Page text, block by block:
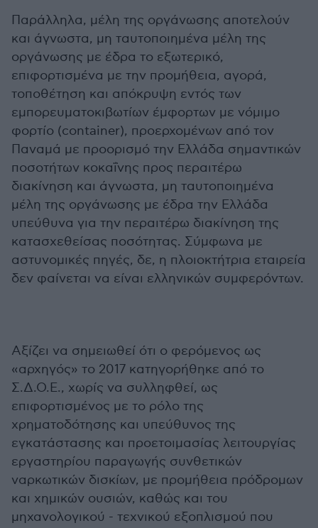
Παράλληλα, μέλη της οργάνωσης αποτελούν
και άγνωστα, μη ταυτοποιημένα μέλη της
οργάνωσης με έδρα το εξωτερικό,
επιφορτισμένα με την προμήθεια, αγορά,
τοποθέτηση και απόκρυψη εντός των
εμπορευματοκιβωτίων έμφορτων με νόμιμο
φορτίο (container), προερχομένων από τον
Παναμά με προορισμό την Ελλάδα σημαντικών
ποσοτήτων κοκαΐνης προς περαιτέρω
διακίνηση και άγνωστα, μη ταυτοποιημένα
μέλη της οργάνωσης με έδρα την Ελλάδα
υπεύθυνα για την περαιτέρω διακίνηση της
κατασχεθείσας ποσότητας. Σύμφωνα με
αστυνομικές πηγές, δε, η πλοιοκτήτρια εταιρεία
δεν φαίνεται να είναι ελληνικών συμφερόντων.
Αξίζει να σημειωθεί ότι ο φερόμενος ως
«αρχηγός» το 2017 κατηγορήθηκε από το
Σ.Δ.Ο.Ε., χωρίς να συλληφθεί, ως
επιφορτισμένος με το ρόλο της
χρηματοδότησης και υπεύθυνος της
εγκατάστασης και προετοιμασίας λειτουργίας
εργαστηρίου παραγωγής συνθετικών
ναρκωτικών δισκίων, με προμήθεια πρόδρομων
και χημικών ουσιών, καθώς και του
μηχανολογικού - τεχνικού εξοπλισμού που